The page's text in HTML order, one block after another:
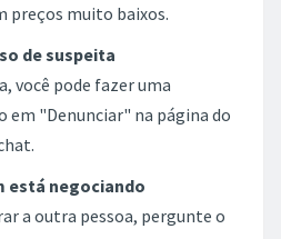
preços muito baixos.
de suspeita
você pode fazer uma
em "Denunciar" na página do
está negociando
a outra pessoa, pergunte o